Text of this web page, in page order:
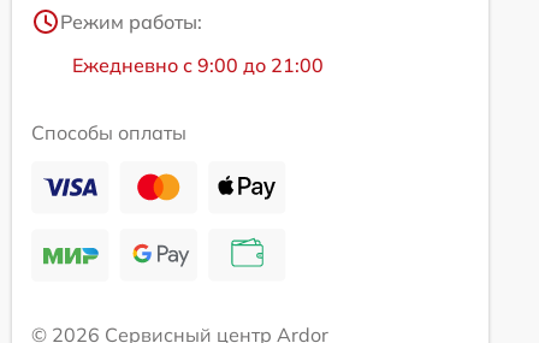
Режим работы:
Ежедневно с 9:00 до 21:00
Способы оплаты
© 2026 Сервисный центр Ardor